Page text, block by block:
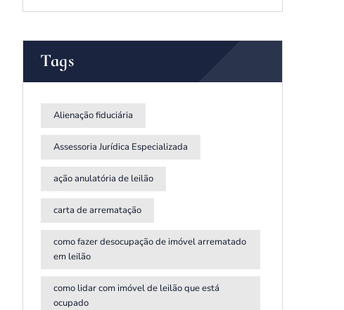
Tags
Alienação fiduciária
Assessoria Jurídica Especializada
ação anulatória de leilão
carta de arrematação
como fazer desocupação de imóvel arrematado
em leilão
como lidar com imóvel de leilão que está
ocupado